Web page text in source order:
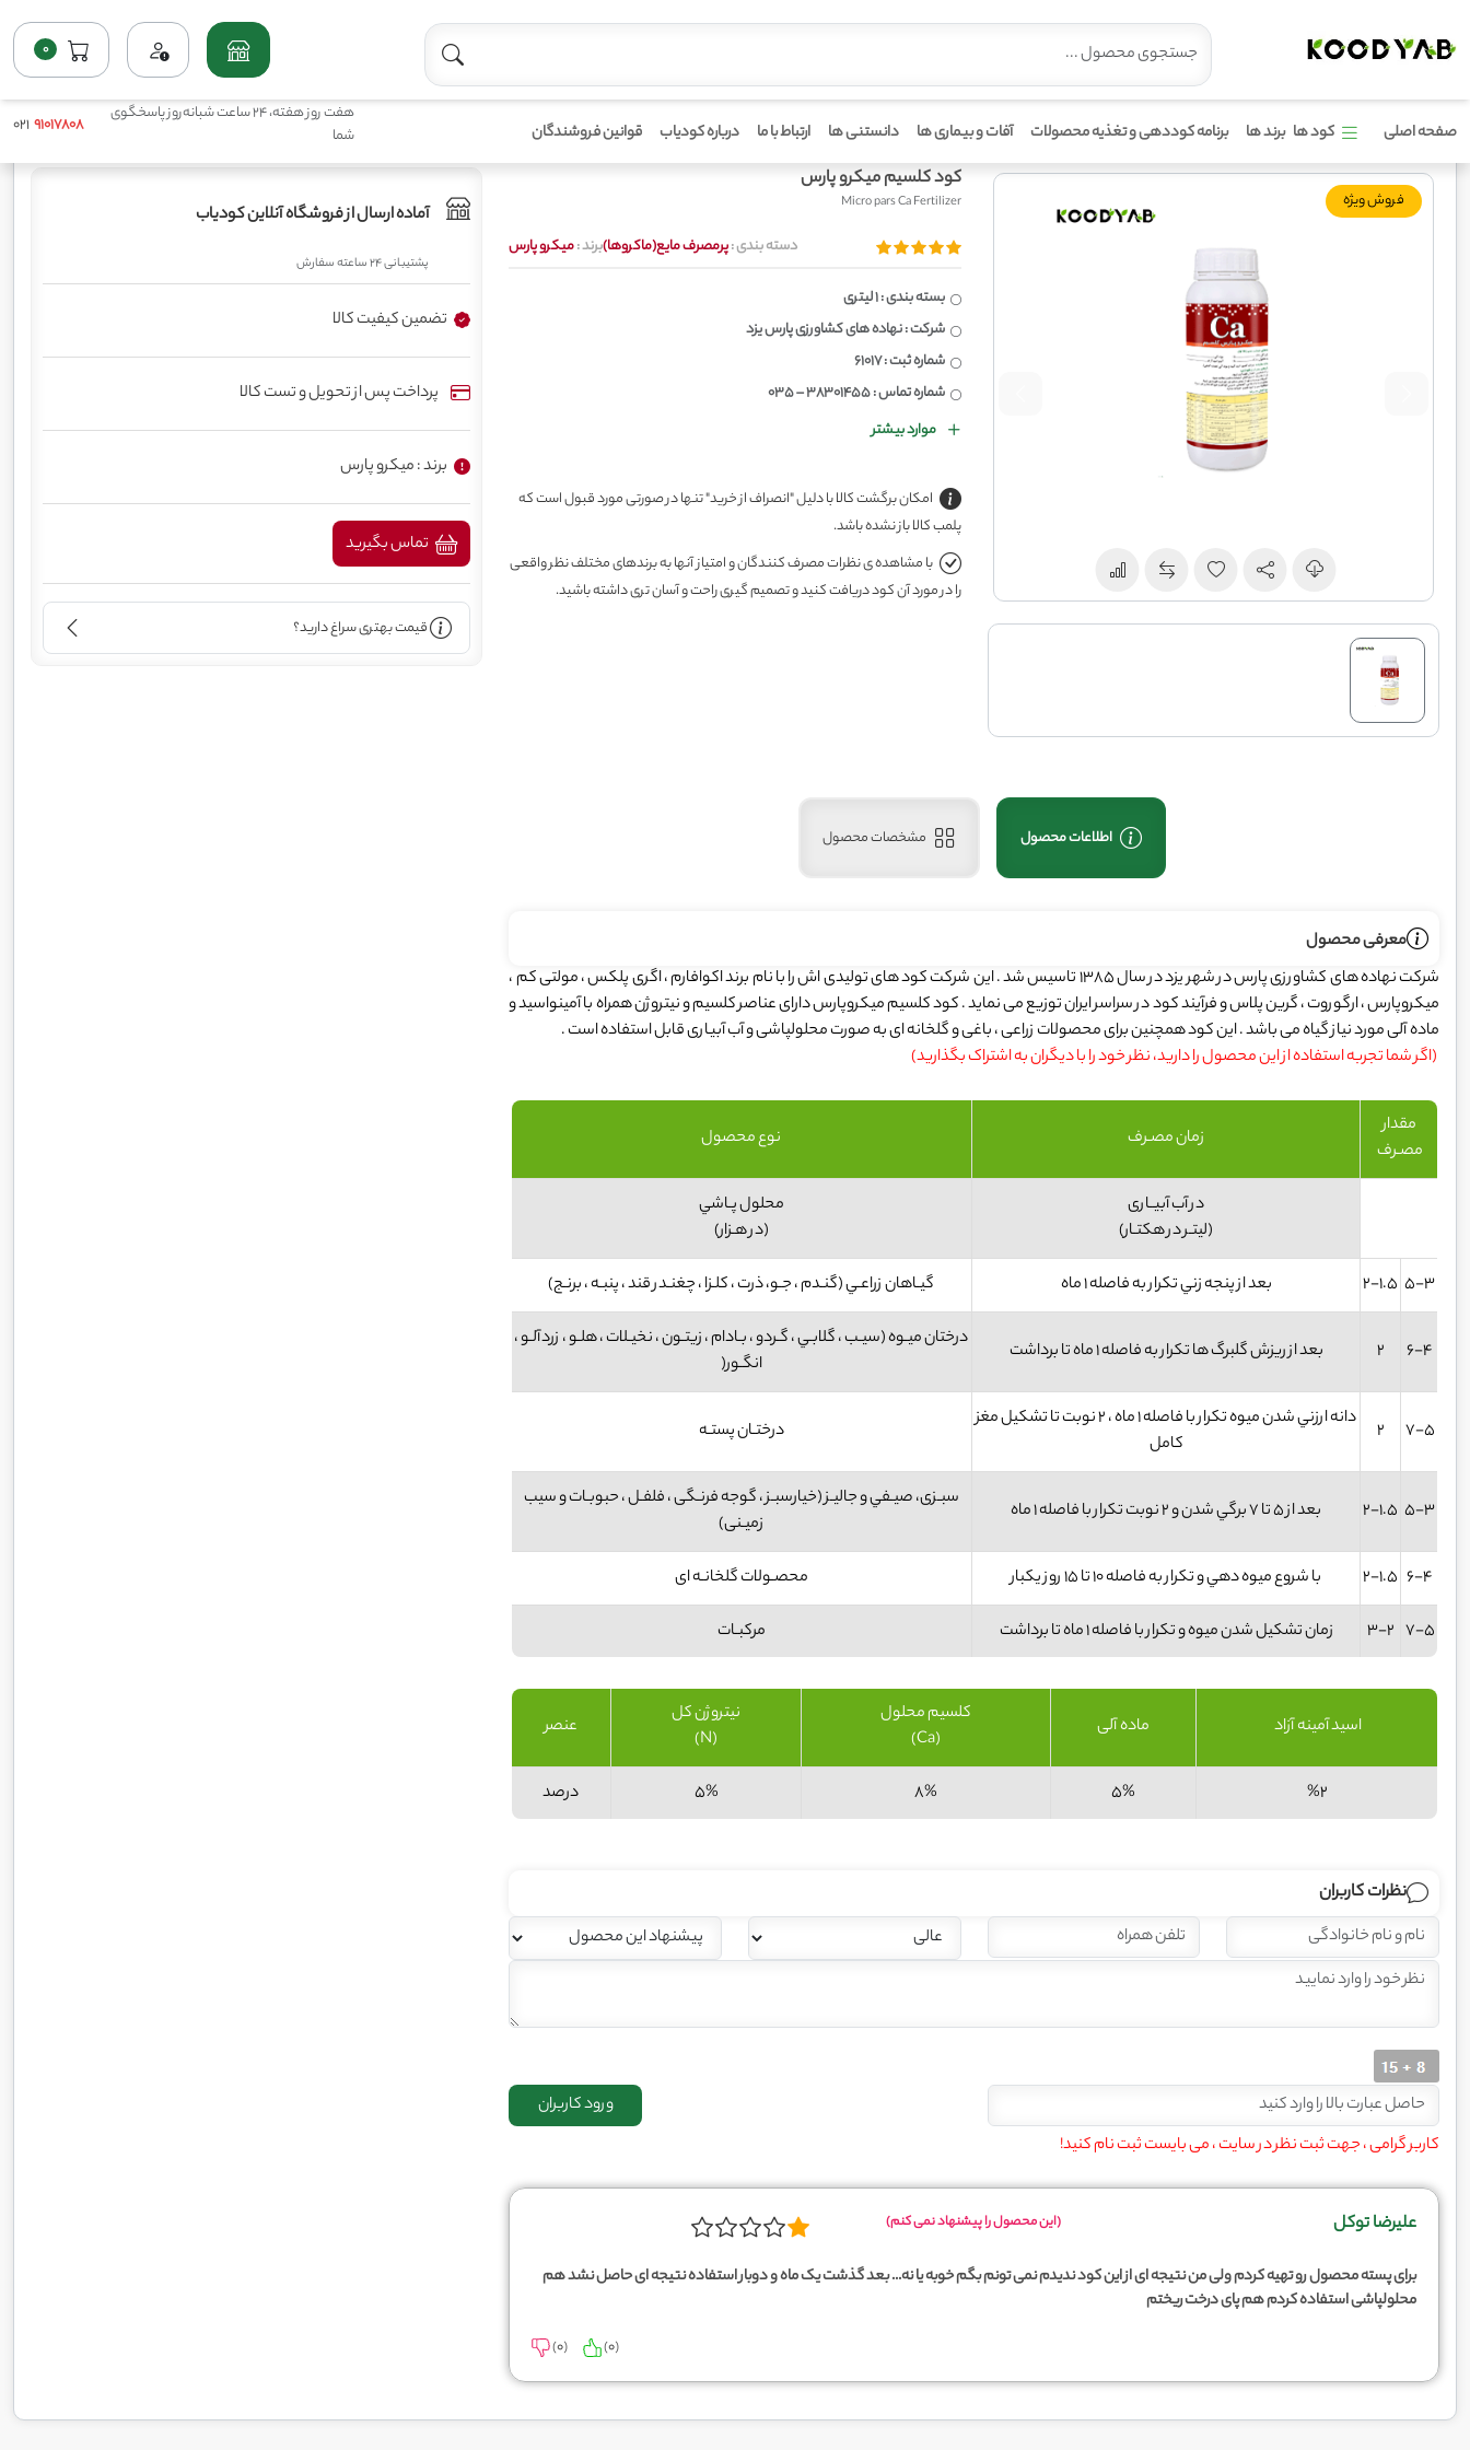
0
صفحه اصلی کود ها برند ها برنامه کوددهی و تغذیه محصولات آفات و بیماری ها دانستنی ها ارتباط با ما درباره کودیاب قوانین فروشندگان
هفت روز هفته، 24 ساعت شبانه‌روز پاسخگوی
شما
91017808
021
فروشگاه پرمصرف مایع(ماکروها) کود کلسیم میکرو پارس
فروش ویژه
کود کلسیم میکرو پارس
Micro pars Ca Fertilizer
دسته بندی :پرمصرف مایع(ماکروها)برند :میکرو پارس
بسته بندی : 1 لیتری
شرکت : نهاده های کشاورزی پارس یزد
شماره ثبت : 61017
شماره تماس : 38301455 – 035
موارد بیشتر
امکان برگشت کالا با دلیل "انصراف از خرید" تنها در صورتی مورد قبول است که
پلمب کالا باز نشده باشد.
با مشاهده ی نظرات مصرف کنندگان و امتیاز آنها به برندهای مختلف نظر واقعی
را در مورد آن کود دریافت کنید و تصمیم گیری راحت و آسان تری داشته باشید.
اطلاعات محصول مشخصات محصول
معرفی محصول
شرکت نهاده های کشاورزی پارس در شهر یزد در سال 1385 تاسیس شد . این شرکت کود های تولیدی اش را با نام برند اکوافارم ، اگری پلکس ، مولتی کم ،
میکروپارس ، ارگوروت ، گرین پلاس و فرآیند کود در سراسر ایران توزیع می نماید . کود کلسیم میکروپارس دارای عناصر کلسیم و نیتروژن همراه با آمینواسید و
ماده آلی مورد نیاز گیاه می باشد . این کود همچنین برای محصولات زراعی ، باغی و گلخانه ای به صورت محلولپاشی و آب آبیاری قابل استفاده است .
(اگر شما تجربه استفاده از این محصول را دارید، نظر خود را با دیگران به اشتراک بگذارید)
نوع محصول زمان مصـرف
مقدار
مصـرف
محلول پـاشي
(در هـزار)
در آب آبیـاری
(لیتـر در هکتـار)
گیـاهان زراعـي (گنـدم ، جـو، ذرت ، کلـزا ، چغنـدر قند ، پنبـه ، برنـج) بعد از پنجه زني تکرار به فاصله 1 ماه 2-1.5 5-3
درختان میـوه (سیـب ، گلابـي ، گـردو ، بـادام ، زیتـون ، نخیـلات ، هلـو ، زردآلـو ،
انگـور(
بعد از ریزش گلبرگ ها تکرار به فاصله 1 ماه تا برداشت 2 6-4
درختـان پستـه
دانه ارزني شدن میوه تکرار با فاصله 1 ماه ، 2 نوبت تا تشکیل مغز
کامل
2 7-5
سبـزی، صیـفي و جالیـز (خیارسبـز ، گوجه فرنـگی ، فلفـل ، حبوبـات و سیب
زمیـنی)
بعد از 5 تا 7 برگي شدن و 2 نوبت تکرار با فاصله 1 ماه 2-1.5 5-3
محصـولات گلخانـه ای با شروع میوه دهي و تکرار به فاصله 10 تا 15 روز یکبار 2-1.5 6-4
مرکبـات زمان تشکیل شدن میوه و تکرار با فاصله 1 ماه تا برداشت 3-2 7-5
عنصر
نیتروژن کل
(N)
کلسیم محلول
(Ca)
ماده آلی اسید آمینه آزاد
درصد 5% 8% 5% %2
نظرات کاربران
کاربر گرامی ، جهت ثبت نظر در سایت ، می بایست ثبت نام کنید!
علیرضا توکل (این محصول را پیشنهاد نمی کنم)
برای پسته محصول رو تهیه کردم ولی من نتیجه ای از این کود ندیدم نمی تونم بگم خوبه یا نه... بعد گذشت یک ماه و دوبار استفاده نتیجه ای حاصل نشد هم
محلولپاشی استفاده کردم هم پای درخت ریختم
(
0
) (
0
)
آماده ارسال از فروشگاه آنلاین کودیاب
پشتیبانی 24 ساعته سفارش
تضمین کیفیت کالا
پرداخت پس از تحویل و تست کالا
برند : میکرو پارس
قیمت بهتری سراغ دارید؟